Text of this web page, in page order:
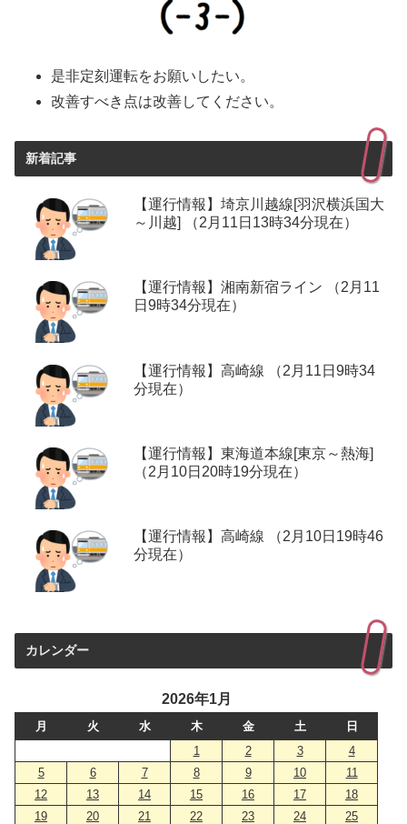
是非定刻運転をお願いしたい。
改善すべき点は改善してください。
新着記事
【運行情報】埼京川越線[羽沢横浜国大
～川越] （2月11日13時34分現在）
【運行情報】湘南新宿ライン （2月11
日9時34分現在）
【運行情報】高崎線 （2月11日9時34
分現在）
【運行情報】東海道本線[東京～熱海]
（2月10日20時19分現在）
【運行情報】高崎線 （2月10日19時46
分現在）
カレンダー
2026年1月
月 火 水 木 金 土
日
1
2 3
4
5
6 7 8 9 10
11
12
13 14 15 16 17
18
19
20 21 22 23 24
25